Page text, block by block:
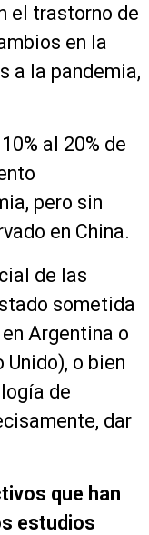
el trastorno de
en la
a la pandemia,
al 20% de
pero sin
en China.
de las
sometida
Argentina o
o bien
de
dar
que han
estudios